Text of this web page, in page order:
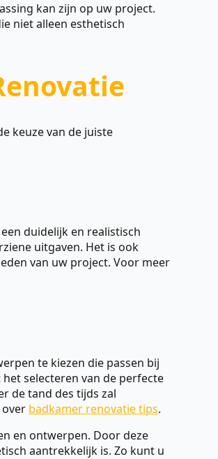
kan zijn op uw project.
niet alleen esthetisch
keuze van de juiste
duidelijk en realistisch
uitgaven. Het is ook
van uw project. Voor meer
te kiezen die passen bij
selecteren van de perfecte
de tand des tijds zal
badkamer renovatie tips.
en ontwerpen. Door deze
aantrekkelijk is. Zo kunt u